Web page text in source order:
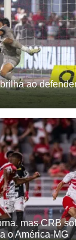
ao
mas CRB
o América-MG